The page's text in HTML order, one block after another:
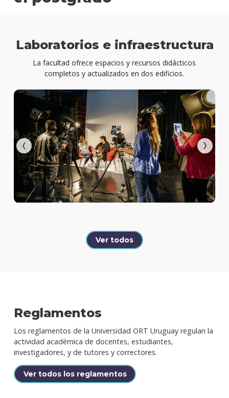
de
y
Qué
Laboratorios e infraestructura
La facultad ofrece espacios y recursos didácticos
completos y actualizados en dos edificios.
Ver todos
Reglamentos
Los reglamentos de la Universidad ORT Uruguay regulan la
actividad académica de docentes, estudiantes,
investigadores, y de tutores y correctores.
Ver todos los reglamentos